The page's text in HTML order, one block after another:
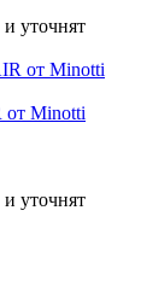
уточнят
от Minotti
уточнят